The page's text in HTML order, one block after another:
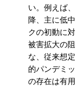
い。例えば
降、主に低
クの初動に
被害拡大の
な、従来想
的パンデミ
の存在は有